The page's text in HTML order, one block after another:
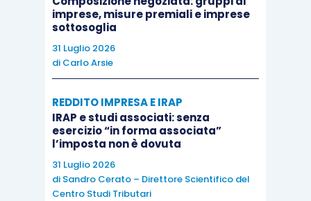
Il principio di diritto affermato dalla Cassazione
nella fattispecie sembra, infatti, essere meglio
rispondente alla
particolari oneri documentali il diritto
all’esenzione; in via analogica, anche ai fini
dell’applicazione delle ritenute ridotte, in ragione
delle disposizioni di cui alle
le doppie imposizioni,
imprese, misure premiali e imprese
sottosoglia
31 Luglio 2026
di Carlo Arsie
REDDITO IMPRESA E IRAP
IRAP e studi associati: senza
esercizio “in forma associata”
l’imposta non è dovuta
31 Luglio 2026
di Sandro Cerato – Direttore Scientifico del
Centro Studi Tributari